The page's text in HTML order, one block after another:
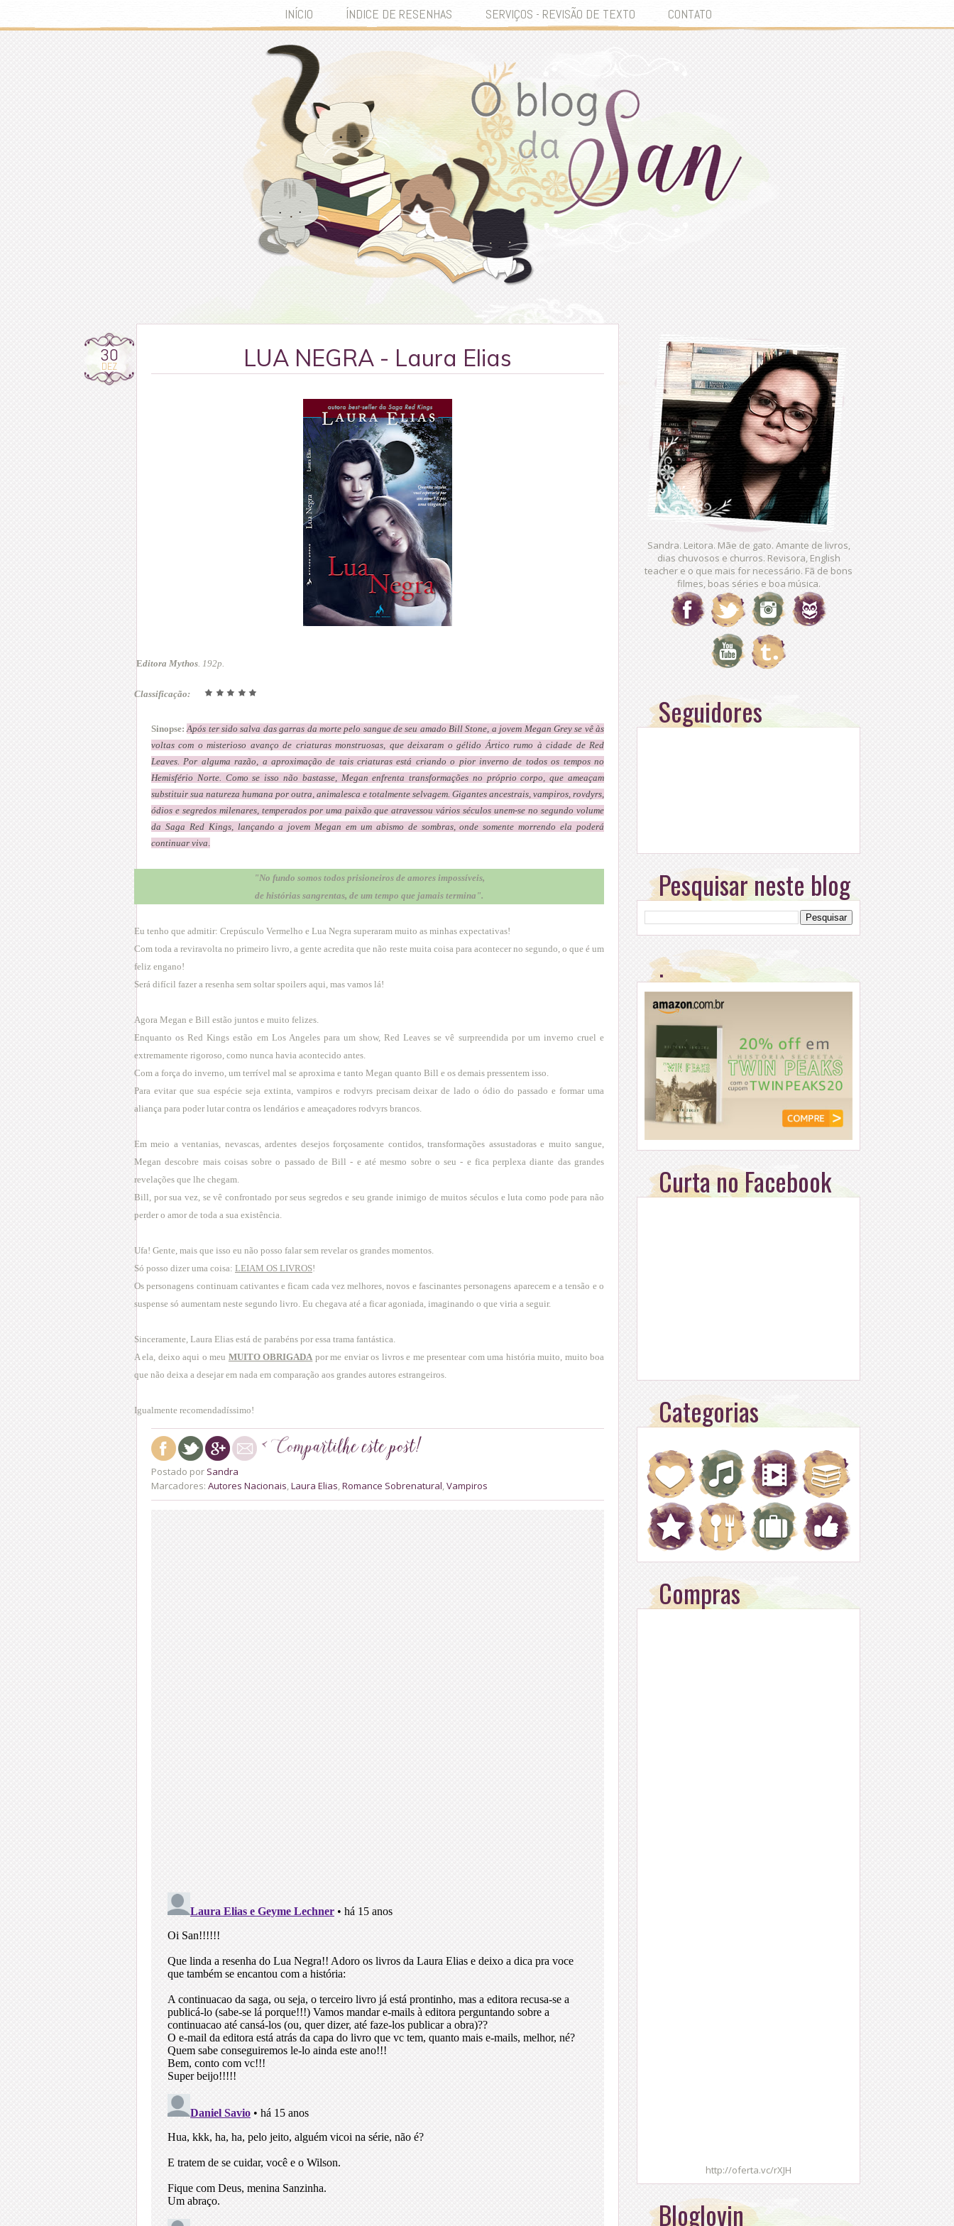
INÍCIO ÍNDICE DE RESENHAS SERVIÇOS - REVISÃO DE TEXTO CONTATO
30
DEZ LUA NEGRA - Laura Elias
Editora Mythos . 192p.
Classificação:
Sinopse: Após ter sido salva das garras da morte pelo sangue de seu amado Bill Stone, a jovem Megan Grey se vê às
voltas com o misterioso avanço de criaturas monstruosas, que deixaram o gélido Ártico rumo à cidade de Red
Leaves. Por alguma razão, a aproximação de tais criaturas está criando o pior inverno de todos os tempos no
Hemisfério Norte. Como se isso não bastasse, Megan enfrenta transformações no próprio corpo, que ameaçam
substituir sua natureza humana por outra, animalesca e totalmente selvagem. Gigantes ancestrais, vampiros, rovdyrs,
ódios e segredos milenares, temperados por uma paixão que atravessou vários séculos unem-se no segundo volume
da Saga Red Kings, lançando a jovem Megan em um abismo de sombras, onde somente morrendo ela poderá
continuar viva
"No fundo somos todos prisioneiros de amores impossíveis,
de histórias sangrentas, de um tempo que jamais termina".
Eu tenho que admitir: Crepúsculo Vermelho e Lua Negra superaram muito as minhas expectativas!
Com toda a reviravolta no primeiro livro, a gente acredita que não reste muita coisa para acontecer no segundo, o que é um
feliz engano!
Será difícil fazer a resenha sem soltar spoilers aqui, mas vamos lá!
Agora Megan e Bill estão juntos e muito felizes.
Enquanto os Red Kings estão em Los Angeles para um show, Red Leaves se vê surpreendida por um inverno cruel e
extremamente rigoroso, como nunca havia acontecido antes.
Com a força do inverno, um terrível mal se aproxima e tanto Megan quanto Bill e os demais pressentem isso.
Para evitar que sua espécie seja extinta, vampiros e rodvyrs precisam deixar de lado o ódio do passado e formar uma
aliança para poder lutar contra os lendários e ameaçadores rodvyrs brancos.
Em meio a ventanias, nevascas, ardentes desejos forçosamente contidos, transformações assustadoras e muito sangue,
Megan descobre mais coisas sobre o passado de Bill - e até mesmo sobre o seu - e fica perplexa diante das grandes
revelações que lhe chegam.
Bill, por sua vez, se vê confrontado por seus segredos e seu grande inimigo de muitos séculos e luta como pode para não
perder o amor de toda a sua existência.
Ufa! Gente, mais que isso eu não posso falar sem revelar os grandes momentos.
Só posso dizer uma coisa: LEIAM OS LIVROS!
Os personagens continuam cativantes e ficam cada vez melhores, novos e fascinantes personagens aparecem e a tensão e o
suspense só aumentam neste segundo livro. Eu chegava até a ficar agoniada, imaginando o que viria a seguir.
Sinceramente, Laura Elias está de parabéns por essa trama fantástica.
A ela, deixo aqui o meu MUITO OBRIGADA por me enviar os livros e me presentear com uma história muito, muito boa
que não deixa a desejar em nada em comparação aos grandes autores estrangeiros.
Igualmente recomendadíssimo!
Postado por Sandra
Marcadores: Autores Nacionais Laura Elias Romance Sobrenatural Vampiros
Sandra. Leitora. Mãe de gato. Amante de livros,
dias chuvosos e churros. Revisora, English
teacher e o que mais for necessário. Fã de bons
filmes, boas séries e boa música.
Seguidores
Pesquisar neste blog
.
Curta no Facebook
Categorias
Compras
http://oferta.vc/rXJH
Bloglovin